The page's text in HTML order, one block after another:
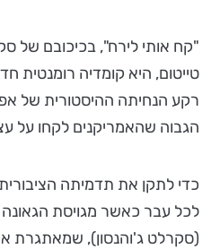
"קח אותי לירח", בכיכובם של
טייטום, היא קומדיה רומנטית
הגבוה שהאמריקנים לקחו על
כדי לתקן את תדמיתה
לכל עבר כאשר מגויסת הגאונה
(סקרלט ג'והנסון), שמאתגרת